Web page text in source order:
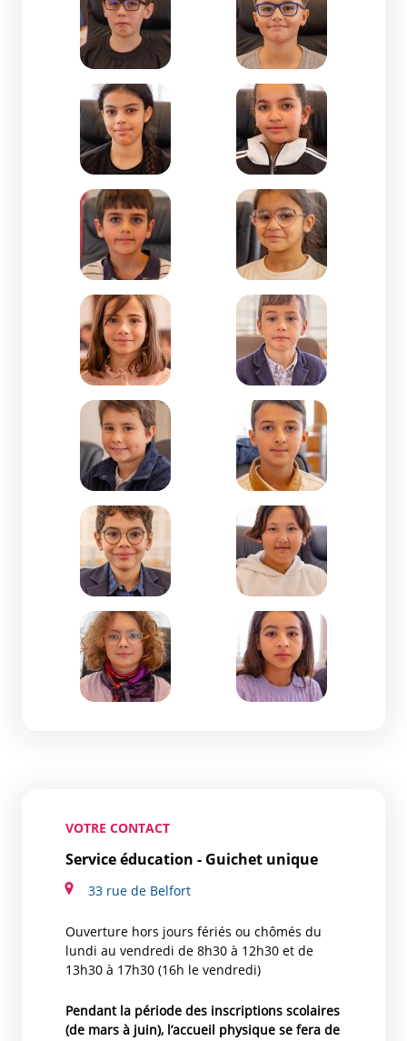
Zoom de l'image Ryhem MATHLOUTHI-CM2-La
Zoom de l'image Samra
Zoom de l'image Samuel COTOVIO-CM1-Jules
Zoom de l'image Sofya
Zoom de l'image Suzon SOUËF MARTINS-CM1-
Zoom de l'image
Zoom de l'image Victor FERRIE-CM1-Gisclard
Zoom de l'image
Zoom de l'image Zackary LAREDJ-CM1-Jeanne
Zoom de l'image Zahra
Zoom de l'image Zelda FOUCRAS-CM2-
Zoom de l'image
VOTRE CONTACT
Service éducation - Guichet unique
33 rue de Belfort
Ouverture hors jours fériés ou chômés du
lundi au vendredi de 8h30 à 12h30 et de
13h30 à 17h30 (16h le vendredi)
Pendant la période des inscriptions scolaires
(de mars à juin), l’accueil physique se fera de